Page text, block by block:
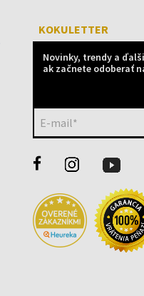
KOKULETTER
Novinky, trendy a
ak začnete odoberať
E-mail*